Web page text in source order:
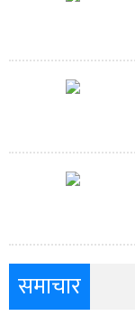
समाचार